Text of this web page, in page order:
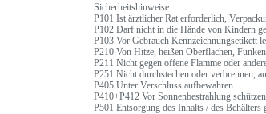
Sicherheitshinweise
P101 Ist ärztlicher Rat erforderlich,
P102 Darf nicht in die Hände von Kindern
P103 Vor Gebrauch Kennzeichnungsetikett
P210 Von Hitze, heißen Oberflächen,
P211 Nicht gegen offene Flamme oder
P251 Nicht durchstechen oder verbrennen,
P405 Unter Verschluss aufbewahren.
P410+P412 Vor Sonnenbestrahlung
P501 Entsorgung des Inhalts / des Behälters